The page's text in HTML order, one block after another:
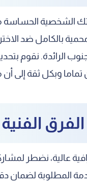
الشخصية
بالكامل ضد
الرائدة. نقوم
تماما وبكل ثقة إلى
الفنية
عالية، نضطر
المطلوبة